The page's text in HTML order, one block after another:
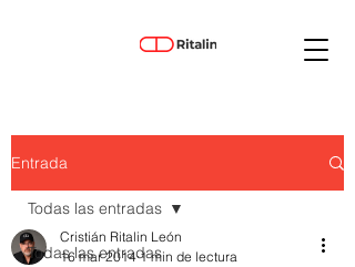
Entrada
Todas las entradas
Todas las entradas
Cristián Ritalin León
16 mar 2014 1 min de lectura